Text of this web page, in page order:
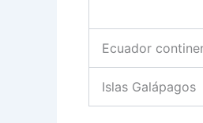
Ecuador
Islas Galápagos